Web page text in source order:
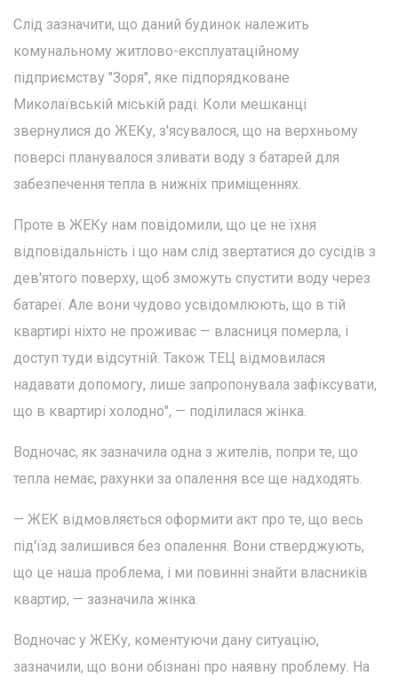
Слід зазначити, що даний будинок належить
комунальному житлово-експлуатаційному
підприємству "Зоря", яке підпорядковане
Миколаївській міській раді. Коли мешканці
звернулися до ЖЕКу, з'ясувалося, що на верхньому
поверсі планувалося зливати воду з батарей для
забезпечення тепла в нижніх приміщеннях.
Проте в ЖЕКу нам повідомили, що це не їхня
відповідальність і що нам слід звертатися до сусідів з
дев'ятого поверху, щоб зможуть спустити воду через
батареї. Але вони чудово усвідомлюють, що в тій
квартирі ніхто не проживає — власниця померла, і
доступ туди відсутній. Також ТЕЦ відмовилася
надавати допомогу, лише запропонувала зафіксувати,
що в квартирі холодно", — поділилася жінка.
Водночас, як зазначила одна з жителів, попри те, що
тепла немає, рахунки за опалення все ще надходять.
— ЖЕК відмовляється оформити акт про те, що весь
під'їзд залишився без опалення. Вони стверджують,
що це наша проблема, і ми повинні знайти власників
квартир, — зазначила жінка.
Водночас у ЖЕКу, коментуючи дану ситуацію,
зазначили, що вони обізнані про наявну проблему. На